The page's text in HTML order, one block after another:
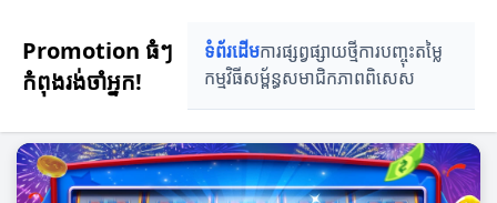
Promotion ធំៗ
កំពុងរង់ចាំអ្នក!
ទំព័រដើមការផ្សព្វផ្សាយថ្មីការបញ្ចុះតម្លៃ
កម្មវិធីសម្ព័ន្ធសមាជិកភាពពិសេស